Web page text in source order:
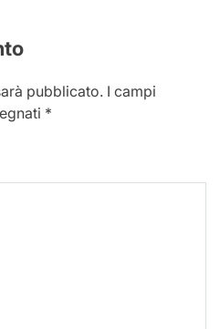
pubblicato. I campi
*